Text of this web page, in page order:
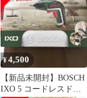
¥4,500
【新品未開封】BOSCH
IXO 5 コードレスドラ